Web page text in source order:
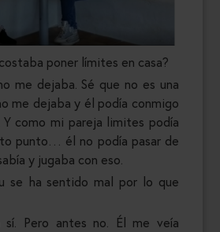
poner límites en casa?
me dejaba. Sé que no es una
me dejaba y él podía conmigo
como mi pareja limites podía
punto… él no podía pasar de
y jugaba con eso.
se ha sentido mal por lo que
sí. Pero antes no. Él me veía